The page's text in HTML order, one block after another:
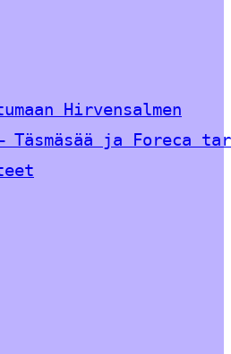
Hirvensalmen
Täsmäsää ja Foreca